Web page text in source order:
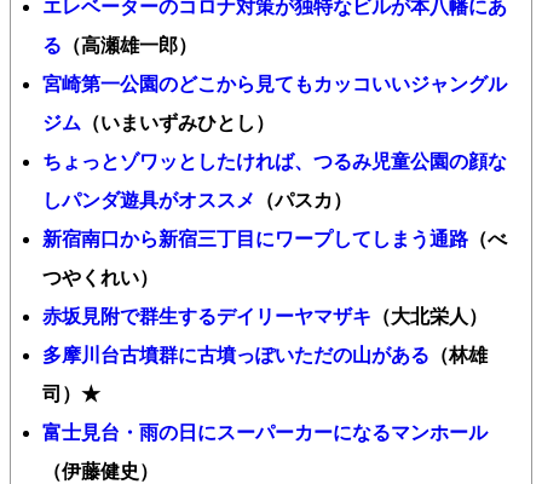
エレベーターのコロナ対策が独特なビルが本八幡にあ
る （高瀬雄一郎）
宮崎第一公園のどこから見てもカッコいいジャングル
ジム （いまいずみひとし）
ちょっとゾワッとしたければ、つるみ児童公園の顔な
しパンダ遊具がオススメ
（パスカ）
新宿南口から新宿三丁目にワープしてしまう通路 （べ
つやくれい）
赤坂見附で群生するデイリーヤマザキ （大北栄人）
多摩川台古墳群に古墳っぽいただの山がある （林雄
司）★
富士見台・雨の日にスーパーカーになるマンホール
（伊藤健史）